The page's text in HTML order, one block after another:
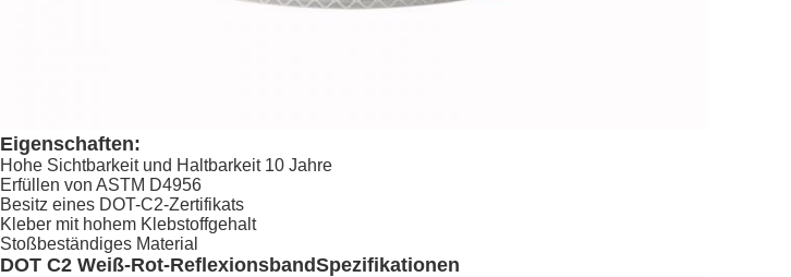
Eigenschaften:
Hohe Sichtbarkeit und Haltbarkeit 10 Jahre
Erfüllen von ASTM D4956
Besitz eines DOT-C2-Zertifikats
Kleber mit hohem Klebstoffgehalt
Stoßbeständiges Material
DOT C2 Weiß-Rot-ReflexionsbandSpezifikationen